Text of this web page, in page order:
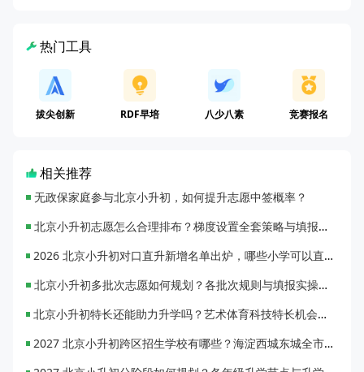
热门工具
拔尖创新 RDF早培 八少八素 竞赛报名
相关推荐
无政保家庭参与北京小升初，如何提升志愿中签概率？
北京小升初志愿怎么合理排布？梯度设置全套策略与填报避坑指南
2026 北京小升初对口直升新增名单出炉，哪些小学可以直升优质初中？
北京小升初多批次志愿如何规划？各批次规则与填报实操指南
北京小升初特长还能助力升学吗？艺术体育科技特长机会与误区全面解析
2027 北京小升初跨区招生学校有哪些？海淀西城东城全市招生校完整汇总